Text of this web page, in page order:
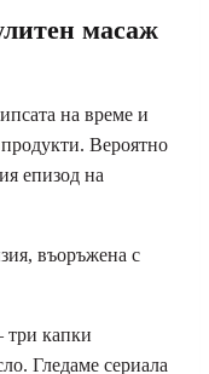
масаж
на време и
Вероятно
епизод на
въоръжена с
три капки
Гледаме сериала